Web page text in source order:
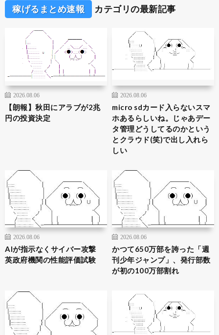
稼げるまとめ速報 カテゴリの最新記事
2026.08.06
【朗報】秋田にアラブが2兆
円の投資決定
2026.08.06
micro sdカード入らないスマ
ホあるらしいね。じゃあデー
タ管理どうしてるのかという
とクラウド(笑)で出し入れら
しい
2026.08.06
AIが指示なくサイバー攻撃
英政府機関の性能評価試験
2026.08.06
かつて650万部を誇った「週
刊少年ジャンプ」、発行部数
が初の100万部割れ